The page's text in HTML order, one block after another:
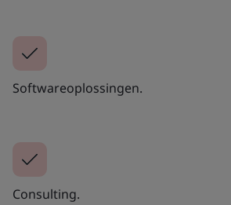
Softwareoplossingen.
Consulting.